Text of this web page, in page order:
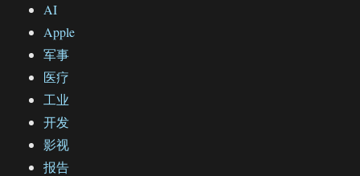
AI
Apple
军事
医疗
工业
开发
影视
报告